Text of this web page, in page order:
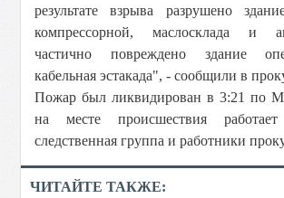
результате взрыва разрушено
компрессорной, маслосклада и
частично повреждено здание
кабельная эстакада", - сообщили в
Пожар был ликвидирован в 3:21 по
на месте происшествия работает
следственная группа и работники
ЧИТАЙТЕ ТАКЖЕ: